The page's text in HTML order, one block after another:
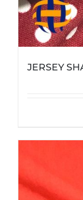
JERSEY